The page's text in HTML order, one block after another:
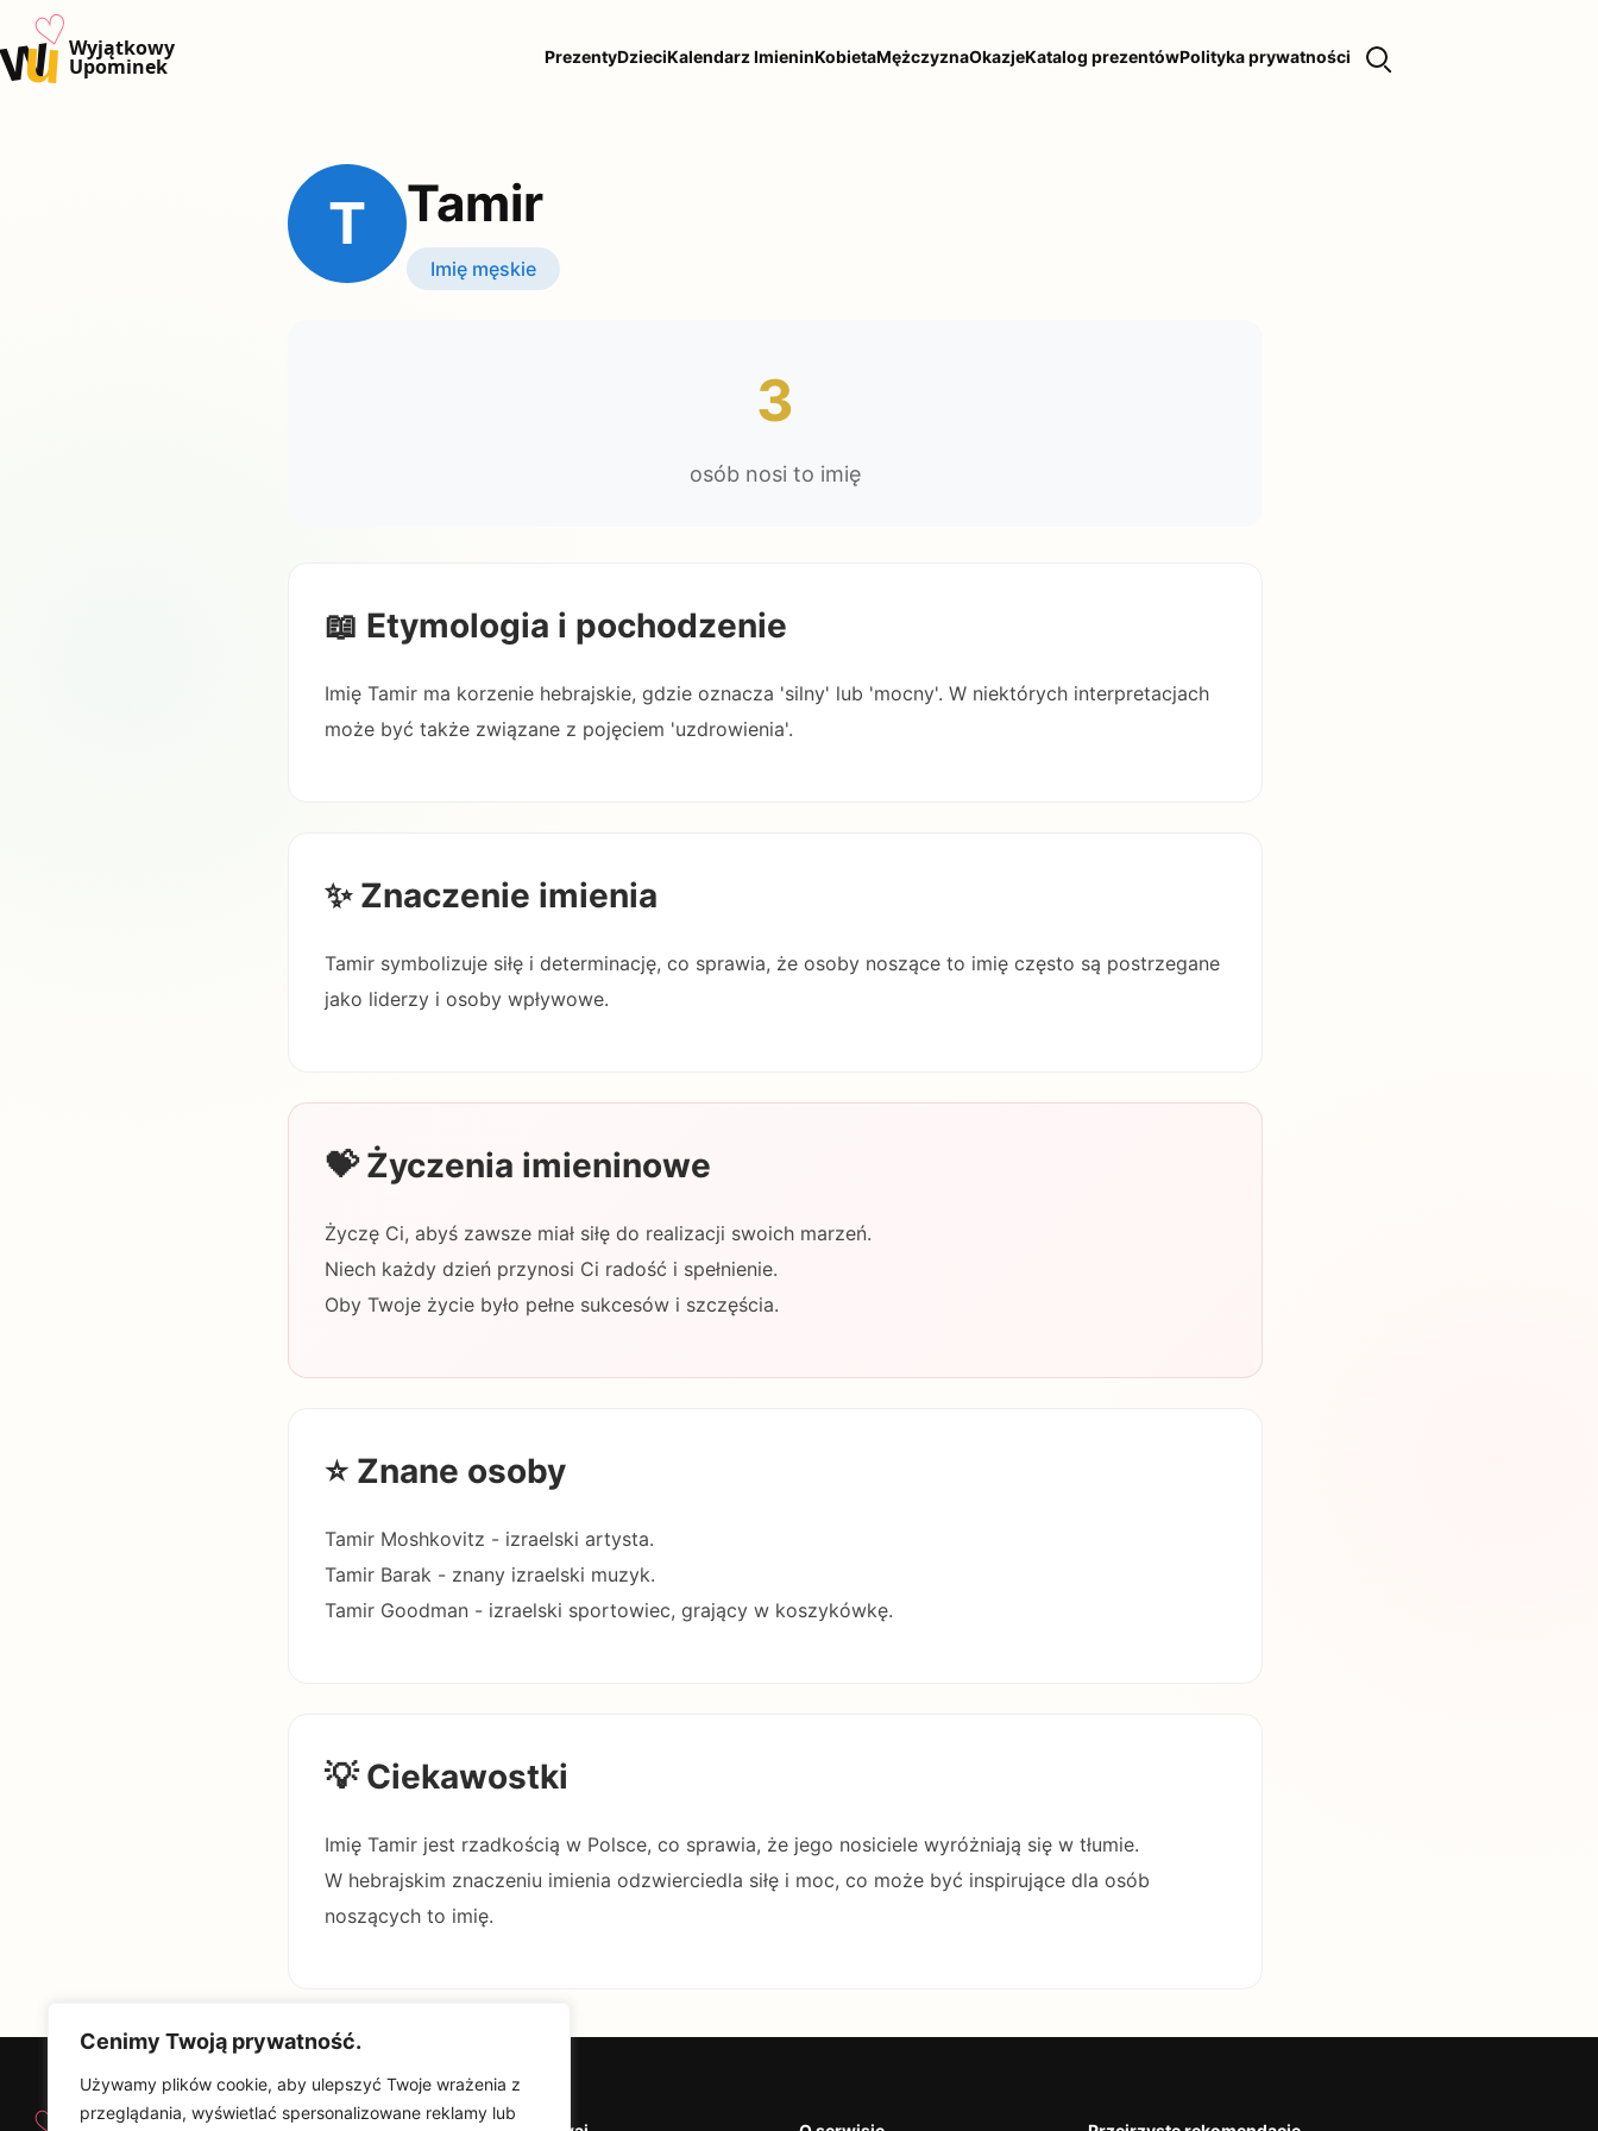
Cenimy Twoją prywatność.
Używamy plików cookie, aby ulepszyć Twoje wrażenia z
przeglądania, wyświetlać spersonalizowane reklamy lub
u♡Wyjątkowy
Upominek PrezentyDzieciKalendarz ImieninKobietaMężczyznaOkazjeKatalog prezentówPolityka prywatności
T Tamir
Imię męskie
3
osób nosi to imię
📖 Etymologia i pochodzenie
Imię Tamir ma korzenie hebrajskie, gdzie oznacza 'silny' lub 'mocny'. W niektórych interpretacjach
może być także związane z pojęciem 'uzdrowienia'.
✨ Znaczenie imienia
Tamir symbolizuje siłę i determinację, co sprawia, że osoby noszące to imię często są postrzegane
jako liderzy i osoby wpływowe.
💝 Życzenia imieninowe
Życzę Ci, abyś zawsze miał siłę do realizacji swoich marzeń.
Niech każdy dzień przynosi Ci radość i spełnienie.
Oby Twoje życie było pełne sukcesów i szczęścia.
⭐ Znane osoby
Tamir Moshkovitz - izraelski artysta.
Tamir Barak - znany izraelski muzyk.
Tamir Goodman - izraelski sportowiec, grający w koszykówkę.
💡 Ciekawostki
Imię Tamir jest rzadkością w Polsce, co sprawia, że jego nosiciele wyróżniają się w tłumie.
W hebrajskim znaczeniu imienia odzwierciedla siłę i moc, co może być inspirujące dla osób
noszących to imię.